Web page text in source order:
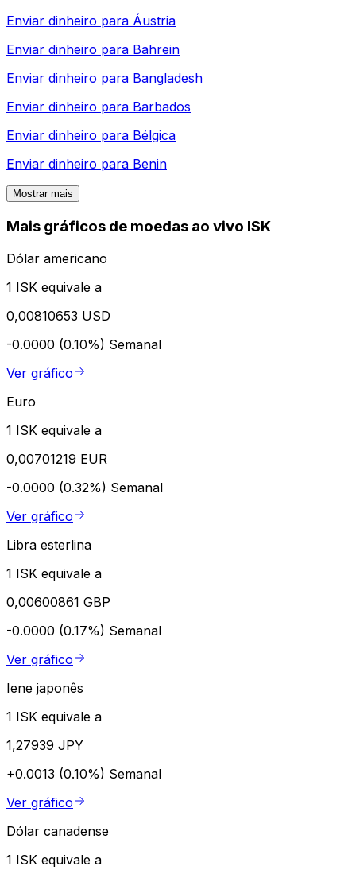
Enviar dinheiro para Áustria
Enviar dinheiro para Bahrein
Enviar dinheiro para Bangladesh
Enviar dinheiro para Barbados
Enviar dinheiro para Bélgica
Enviar dinheiro para Benin
Mostrar mais
Mais gráficos de moedas ao vivo ISK
Dólar americano
1 ISK equivale a
0,00810653 USD
-0.0000 (0.10%) Semanal
Ver gráfico
Euro
1 ISK equivale a
0,00701219 EUR
-0.0000 (0.32%) Semanal
Ver gráfico
Libra esterlina
1 ISK equivale a
0,00600861 GBP
-0.0000 (0.17%) Semanal
Ver gráfico
Iene japonês
1 ISK equivale a
1,27939 JPY
+0.0013 (0.10%) Semanal
Ver gráfico
Dólar canadense
1 ISK equivale a